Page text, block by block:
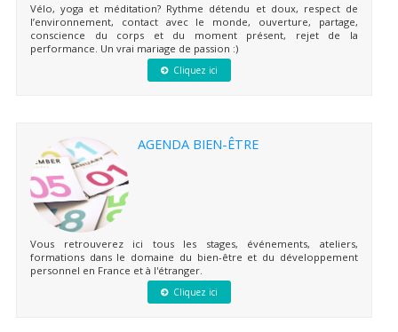
Vélo, yoga et méditation? Rythme détendu et doux, respect de
l’environnement, contact avec le monde, ouverture, partage,
conscience du corps et du moment présent, rejet de la
performance. Un vrai mariage de passion :)
Cliquez ici
AGENDA BIEN-ÊTRE
Vous retrouverez ici tous les stages, événements, ateliers,
formations dans le domaine du bien-être et du développement
personnel en France et à l'étranger.
Cliquez ici